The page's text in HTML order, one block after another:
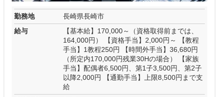
勤務地
長崎県長崎市
給与
【基本給】170,000～（資格取得前までは、
164,000円） 【資格手当】2,000円～ 【教程
手当】1教程250円 【時間外手当】36,680円
（所定内170,000円残業30Hの場合） 【家族
手当】配偶者6,500円、第1子3,500円、第2子
以降2,000円 【通勤手当】上限8,500円まで支
給